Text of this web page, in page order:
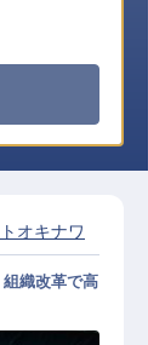
オキナワ
織改革で高